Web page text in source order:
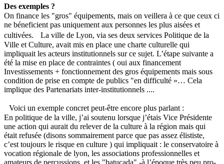
Des exemples ?
On finance les "gros" équipements, mais on veillera à ce que ceux ci
ne béneficient pas uniquement aux personnes les plus aisées et
cultivées. La ville de Lyon, via ses deux services Politique de la
Ville et Culture, avait mis en place une charte culturelle qui
impliquait les acteurs institutionnels sur ce sujet. L’étape suivante a
été la mise en place de contraintes ( oui aux financement
Investissements + fonctionnement des gros équipements mais sous
condition de prise en compte de publics "en difficulté »… Cela
implique des Partenariats inter-institutionnels ....
Voici un exemple concret peut-être encore plus parlant :
En politique de la ville, j’ai soutenu lorsque j’étais Vice Présidente
une action qui aurait du relever de la culture à la région mais qui
était refusée (disons sommairement parce que pas assez élististe,
c’est toujours le risque en culture ) qui impliquait : le conservatoire à
vocation régionale de lyon, les associations professionnelles et
amateurs de percussions, et les "batucada" -à l’époque très peu pro-